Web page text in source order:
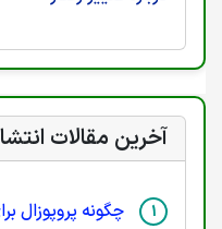
آخرین مقالات
چگونه پروپوزال